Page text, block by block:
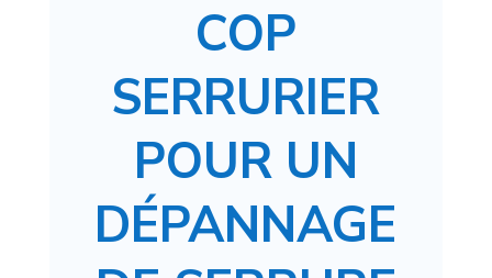
COP
SERRURIER
POUR UN
DÉPANNAGE